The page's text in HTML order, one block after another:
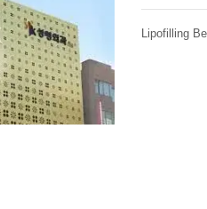
Lipofilling